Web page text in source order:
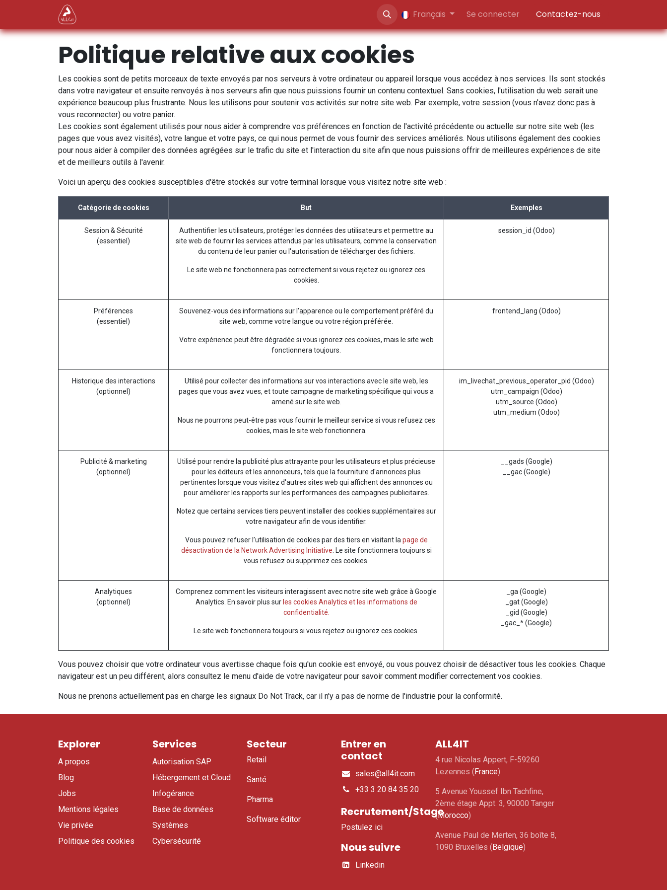
Se rendre au contenu
Français Se connecter Contactez-nous
Politique relative aux cookies
Les cookies sont de petits morceaux de texte envoyés par nos serveurs à votre ordinateur ou appareil lorsque vous accédez à nos services. Ils sont stockés
dans votre navigateur et ensuite renvoyés à nos serveurs afin que nous puissions fournir un contenu contextuel. Sans cookies, l'utilisation du web serait une
expérience beaucoup plus frustrante. Nous les utilisons pour soutenir vos activités sur notre site web. Par exemple, votre session (vous n'avez donc pas à
vous reconnecter) ou votre panier.
Les cookies sont également utilisés pour nous aider à comprendre vos préférences en fonction de l'activité précédente ou actuelle sur notre site web (les
pages que vous avez visités), votre langue et votre pays, ce qui nous permet de vous fournir des services améliorés. Nous utilisons également des cookies
pour nous aider à compiler des données agrégées sur le trafic du site et l'interaction du site afin que nous puissions offrir de meilleures expériences de site
et de meilleurs outils à l'avenir.
Voici un aperçu des cookies susceptibles d'être stockés sur votre terminal lorsque vous visitez notre site web :
Catégorie de cookies But Exemples
Session & Sécurité
(essentiel)
Authentifier les utilisateurs, protéger les données des utilisateurs et permettre au
site web de fournir les services attendus par les utilisateurs, comme la conservation
du contenu de leur panier ou l'autorisation de télécharger des fichiers.
Le site web ne fonctionnera pas correctement si vous rejetez ou ignorez ces
cookies.
session_id (Odoo)
Préférences
(essentiel)
Souvenez-vous des informations sur l'apparence ou le comportement préféré du
site web, comme votre langue ou votre région préférée.
Votre expérience peut être dégradée si vous ignorez ces cookies, mais le site web
fonctionnera toujours.
frontend_lang (Odoo)
Historique des interactions
(optionnel)
Utilisé pour collecter des informations sur vos interactions avec le site web, les
pages que vous avez vues, et toute campagne de marketing spécifique qui vous a
amené sur le site web.
Nous ne pourrons peut-être pas vous fournir le meilleur service si vous refusez ces
cookies, mais le site web fonctionnera.
im_livechat_previous_operator_pid (Odoo)
utm_campaign (Odoo)
utm_source (Odoo)
utm_medium (Odoo)
Publicité & marketing
(optionnel)
Utilisé pour rendre la publicité plus attrayante pour les utilisateurs et plus précieuse
pour les éditeurs et les annonceurs, tels que la fourniture d'annonces plus
pertinentes lorsque vous visitez d'autres sites web qui affichent des annonces ou
pour améliorer les rapports sur les performances des campagnes publicitaires.
Notez que certains services tiers peuvent installer des cookies supplémentaires sur
votre navigateur afin de vous identifier.
Vous pouvez refuser l’utilisation de cookies par des tiers en visitant la page de
désactivation de la Network Advertising Initiative . Le site fonctionnera toujours si
vous refusez ou supprimez ces cookies.
__gads (Google)
__gac (Google)
Analytiques
(optionnel)
Comprenez comment les visiteurs interagissent avec notre site web grâce à Google
Analytics. En savoir plus sur les cookies Analytics et les informations de
confidentialité.
Le site web fonctionnera toujours si vous rejetez ou ignorez ces cookies.
_ga (Google)
_gat (Google)
_gid (Google)
_gac_* (Google)
Vous pouvez choisir que votre ordinateur vous avertisse chaque fois qu'un cookie est envoyé, ou vous pouvez choisir de désactiver tous les cookies. Chaque
navigateur est un peu différent, alors consultez le menu d'aide de votre navigateur pour savoir comment modifier correctement vos cookies.
Nous ne prenons actuellement pas en charge les signaux Do Not Track, car il n'y a pas de norme de l'industrie pour la conformité.
Explorer
A propos
Blog
Jobs
Mentions légales
Vie privée
Politique des cookies
Services
Autorisation SAP
Hébergement et Cloud
Infogérance
Base de données
Systèmes
Cybersécurité
Secteur
Retail
Santé​
Pharma
Software éditor
Entrer en
contact
sales@all4it.com
+33 3 20 84 35 20
Recrutement/Stage
Postulez ici
Nous suivre
Linkedin
ALL4IT
4 rue Nicolas Appert, F-59260
Lezennes (France)
5 Avenue Youssef Ibn Tachfine,
2ème étage Appt. 3, 90000 Tanger
(Morocco)
Avenue Paul de Merten, 36 boîte 8,
1090 Bruxelles (Belgique)